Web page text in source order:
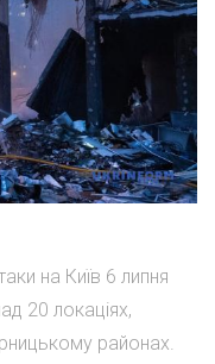
на Київ 6 липня
20 локаціях,
районах.